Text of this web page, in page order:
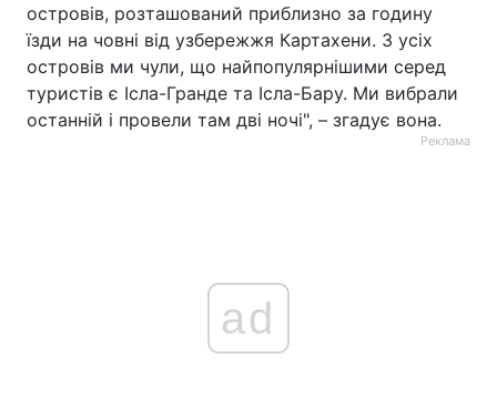
островів, розташований приблизно за годину
їзди на човні від узбережжя Картахени. З усіх
островів ми чули, що найпопулярнішими серед
туристів є Ісла-Гранде та Ісла-Бару. Ми вибрали
останній і провели там дві ночі", – згадує вона.
Реклама
ad